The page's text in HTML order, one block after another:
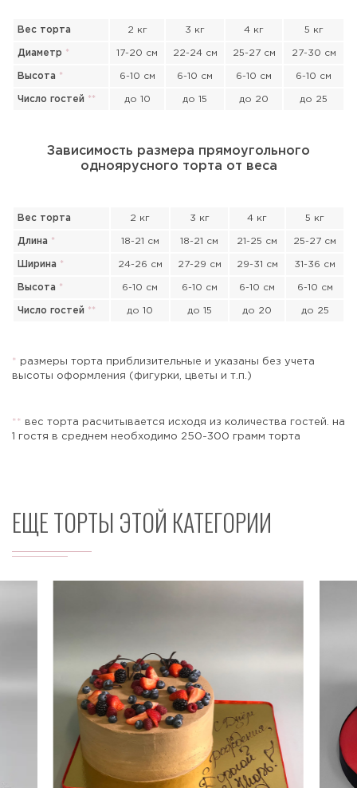
Вес торта 2 кг 3 кг 4 кг 5 кг
Диаметр * 17-20 см 22-24 см 25-27 см 27-30 см
Высота * 6-10 см 6-10 см 6-10 см 6-10 см
Число гостей ** до 10 до 15 до 20 до 25
Зависимость размера прямоугольного
одноярусного торта от веса
Вес торта 2 кг 3 кг 4 кг 5 кг
Длина * 18-21 см 18-21 см 21-25 см 25-27 см
Ширина * 24-26 см 27-29 см 29-31 см 31-36 см
Высота * 6-10 см 6-10 см 6-10 см 6-10 см
Число гостей ** до 10 до 15 до 20 до 25
*
размеры торта приблизительные и указаны без учета
высоты оформления (фигурки, цветы и т.п.)
* *
вес торта расчитывается исходя из количества гостей. на
1 гостя в среднем необходимо 250-300 грамм торта
ЕЩЕ ТОРТЫ ЭТОЙ КАТЕГОРИИ
Прикрепить файл или фото
Отправить